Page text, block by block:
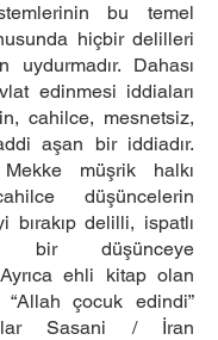
bu temel
hiçbir delilleri
uydurmadır. Dahası
edinmesi iddiaları
cahilce, mesnetsiz,
aşan bir iddiadır.
müşrik halkı
düşüncelerin
bırakıp delilli, ispatlı
bir düşünceye
ehli kitap olan
çocuk edindi”
Sasani / İran